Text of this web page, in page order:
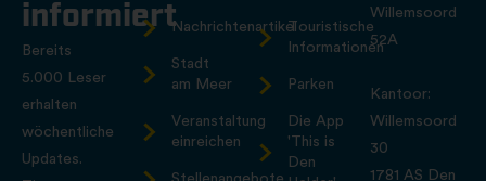
informiert
Bereits
5.000 Leser
erhalten
wöchentliche
Updates.
Nachrichtenartikel
Stadt
am Meer
Veranstaltung
einreichen
Touristische
Informationen
Parken
Die App
'This is
Den
Willemsoord
52A
Kantoor:
Willemsoord
30
1781 AS Den